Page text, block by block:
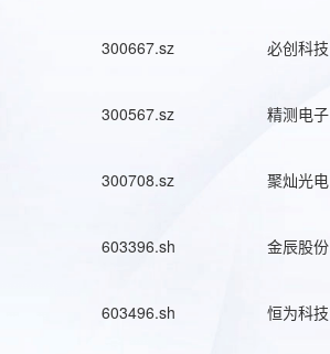
300667.sz 必创科技
300567.sz 精测电子
300708.sz 聚灿光电
603396.sh 金辰股份
603496.sh 恒为科技